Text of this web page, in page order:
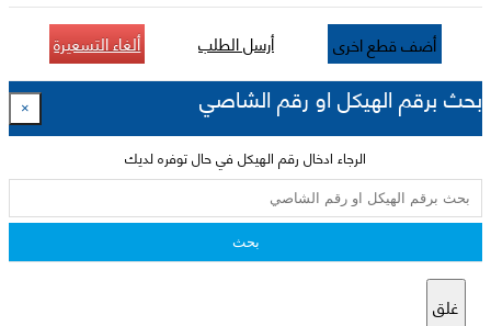
أضف قطع اخرى أرسل الطلب ألغاء التسعيرة
بحث برقم الهيكل او رقم الشاصي ×
الرجاء ادخال رقم الهيكل في حال توفره لديك
بحث
غلق